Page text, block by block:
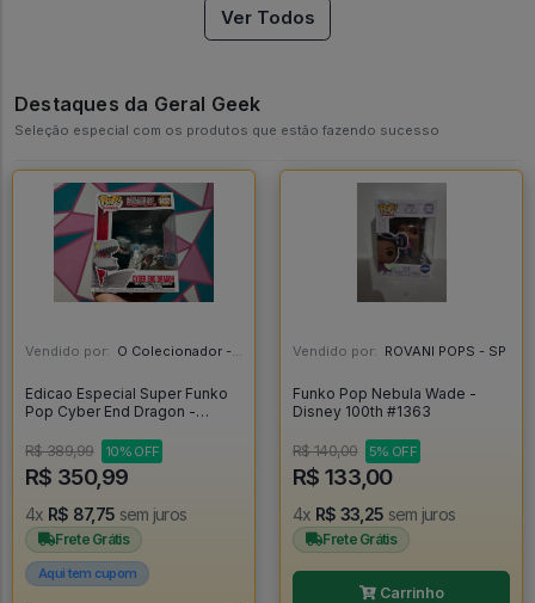
Ver Todos
Destaques da Geral Geek
Seleção especial com os produtos que estão fazendo sucesso
Vendido por: O Colecionador - SP
Edicao Especial Super Funko
Pop Cyber End Dragon -
R$ 389,99
10% OFF
R$ 350,99
4x R$ 87,75 sem juros
Frete Grátis
Aqui tem cupom
Vendido por: ROVANI POPS - SP
Funko Pop Nebula Wade -
Disney 100th #1363
R$ 140,00 5% OFF
R$ 133,00
4x R$ 33,25 sem juros
Frete Grátis
Carrinho